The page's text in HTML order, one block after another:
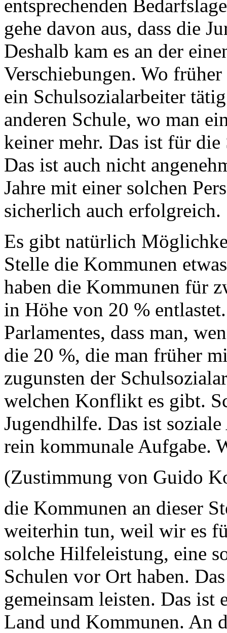
entsprechenden
gehe davon aus, dass die
Deshalb kam es an der
Verschiebungen. Wo
ein Schulsozialarbeiter
anderen Schule, wo man
keiner mehr. Das ist für
Das ist auch nicht
Jahre mit einer solchen
sicherlich auch erfolgreich.
Es gibt natürlich
Stelle die Kommunen
haben die Kommunen für
in Höhe von 20 %
Parlamentes, dass man,
die 20 %, die man früher
zugunsten der
welchen Konflikt es gibt.
Jugendhilfe. Das ist
rein kommunale Aufgabe.
(Zustimmung von Guido
die Kommunen an dieser
weiterhin tun, weil wir es
solche Hilfeleistung, eine
Schulen vor Ort haben.
gemeinsam leisten. Das ist
Land und Kommunen. An